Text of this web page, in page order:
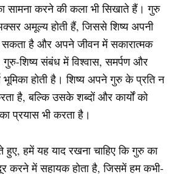
सामना करने की कला भी सिखाते हैं। गुरु
अक्सर अमूल्य होती हैं, जिससे शिष्य अपनी
सकता है और अपने जीवन में सकारात्मक
गुरु-शिष्य संबंध में विश्वास, समर्पण और
होती है। शिष्य अपने गुरु के प्रति न
है, बल्कि उसके शब्दों और कार्यों को
प्रयास भी करता है।
हमें यह याद रखना चाहिए कि गुरु का
करने में सहायक होता है, जिसमें हम कभी-